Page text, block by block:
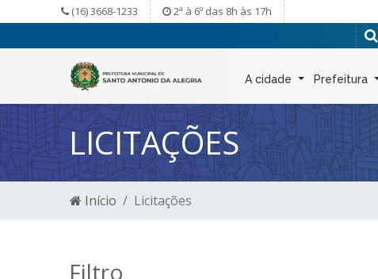
(16) 3668-1233 2ª à 6º das 8h às 17h
A cidade Prefeitura
LICITAÇÕES
Início Licitações
Filtro